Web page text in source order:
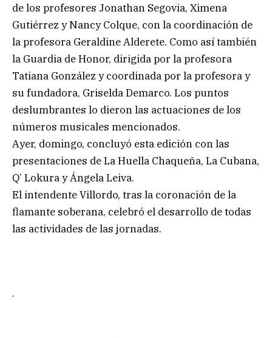
de los profesores Jonathan Segovia, Ximena
Gutiérrez y Nancy Colque, con la coordinación de
la profesora Geraldine Alderete. Como así también
la Guardia de Honor, dirigida por la profesora
Tatiana González y coordinada por la profesora y
su fundadora, Griselda Demarco. Los puntos
deslumbrantes lo dieron las actuaciones de los
números musicales mencionados.
Ayer, domingo, concluyó esta edición con las
presentaciones de La Huella Chaqueña, La Cubana,
Q’ Lokura y Ángela Leiva.
El intendente Villordo, tras la coronación de la
flamante soberana, celebró el desarrollo de todas
las actividades de las jornadas.
.